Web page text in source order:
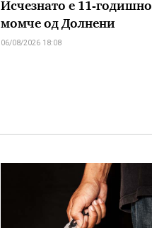
Исчезнато е 11-годишно
момче од Долнени
06/08/2026 18:08